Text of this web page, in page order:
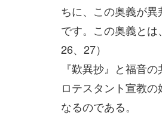
ちに、この奥義が
です。この奥義と
26、27）
『歎異抄』と福音
ロテスタント宣教
なるのである。